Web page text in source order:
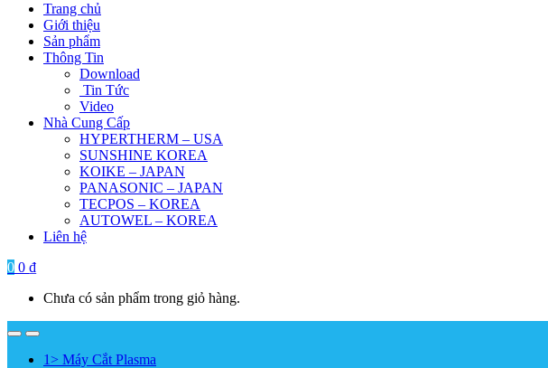
Trang chủ
Giới thiệu
Sản phẩm
Thông Tin
Download
Tin Tức
Video
Nhà Cung Cấp
HYPERTHERM – USA
SUNSHINE KOREA
KOIKE – JAPAN
PANASONIC – JAPAN
TECPOS – KOREA
AUTOWEL – KOREA
Liên hệ
0 0 ₫
Chưa có sản phẩm trong giỏ hàng.
1> Máy Cắt Plasma